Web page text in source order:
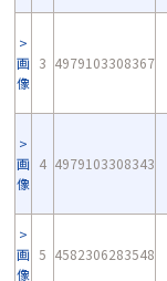
画
像
3 4979103308367
画
像
4 4979103308343
画
像
5 4582306283548